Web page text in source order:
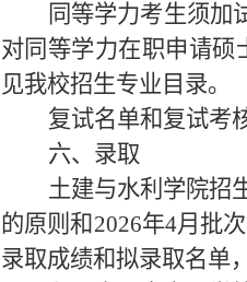
同等学力考生须加
对同等学力在职申请硕
见我校招生专业目录。
复试名单和复试考
六、录取
土建与水利学院招
的原则和 2026年4月批
录取成绩和拟录取名单